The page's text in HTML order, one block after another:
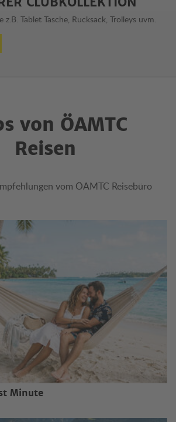
Tablet Tasche, Rucksack, Trolleys uvm.
von ÖAMTC
Reisen
vom ÖAMTC Reisebüro
Minute